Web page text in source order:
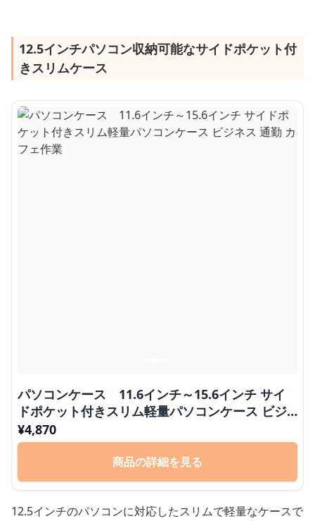
12.5インチパソコン収納可能なサイドポケット付
きスリムケース
パソコンケース 11.6インチ～15.6インチ サイ
ドポケット付きスリム軽量パソコンケース ビジ
ネス 通勤 カフェ作業
¥4,870
商品の詳細を見る
12.5インチのパソコンに対応したスリムで軽量なケースで